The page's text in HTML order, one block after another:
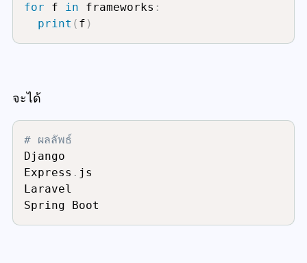
for f in frameworks :
print ( f )
จะได้
# ผลลัพธ์
Django
Express . js
Laravel
Spring Boot